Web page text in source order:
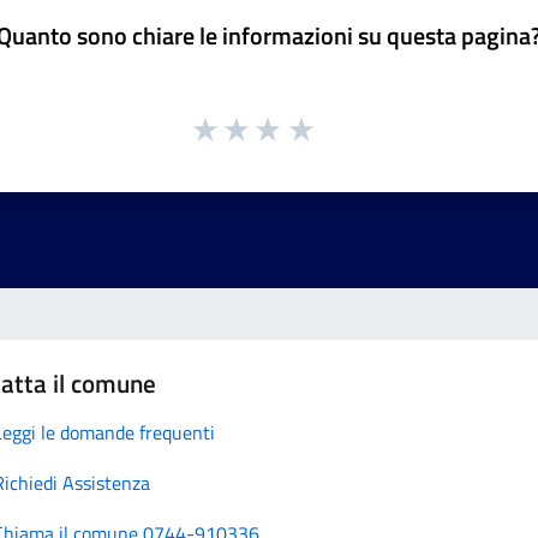
sono chiare le informazioni su questa
il comune
le domande frequenti
Assistenza